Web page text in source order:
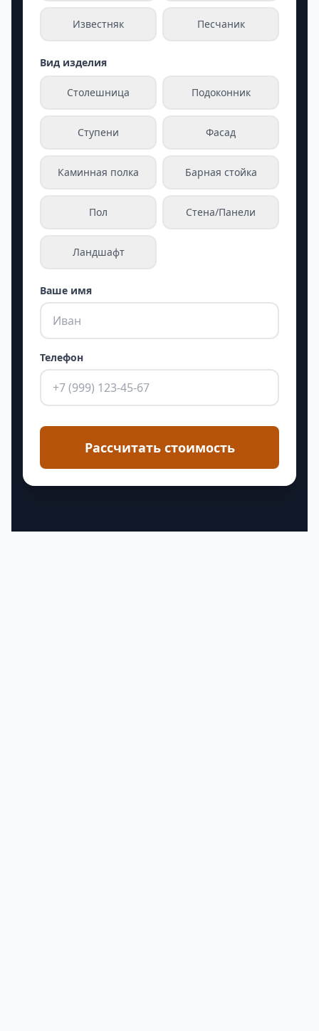
Известняк Песчаник
Вид изделия
Столешница Подоконник
Ступени Фасад
Каминная полка Барная стойка
Пол Стена/Панели
Ландшафт
Ваше имя
Телефон
Рассчитать стоимость